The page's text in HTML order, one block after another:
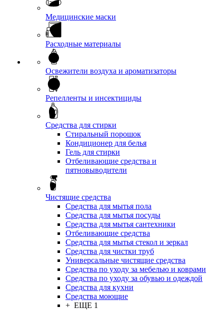
Медицинские маски
Расходные материалы
Освежители воздуха и ароматизаторы
Репелленты и инсектициды
Средства для стирки
Стиральный порошок
Кондиционер для белья
Гель для стирки
Отбеливающие средства и
пятновыводители
Чистящие средства
Средства для мытья пола
Средства для мытья посуды
Средства для мытья сантехники
Отбеливающие средства
Средства для мытья стекол и зеркал
Средства для чистки труб
Универсальные чистящие средства
Средства по уходу за мебелью и коврами
Средства по уходу за обувью и одеждой
Средства для кухни
Средства моющие
+ ЕЩЕ 1